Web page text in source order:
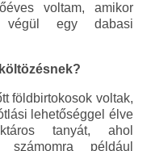
voltam, amikor
végül egy dabasi
földbirtokosok voltak,
lehetőséggel élve
tanyát, ahol
számomra például